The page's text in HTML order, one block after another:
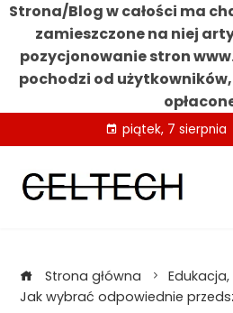
Strona/Blog w całości ma
zamieszczone na niej
pozycjonowanie stron
pochodzi od
to
content
piątek, 7 sierpnia
Strona główna
Edukacja,
Jak wybrać odpowiednie